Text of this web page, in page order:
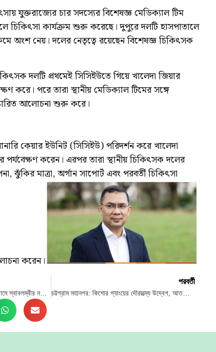
যুক্তরাজ্যের চার সদস্যের বিশেষজ্ঞ মেডিক্যাল টিম
চিকিৎসা কার্যক্রম শুরু করেছে। দুপুরে দলটি হাসপাতালে
অংশ নেয়। দলের নেতৃত্বে রয়েছেন বিশেষজ্ঞ চিকিৎসক
দলটি প্রথমেই সিসিইউতে গিয়ে খালেদা জিয়ার
করে। পরে তারা স্থানীয় মেডিক্যাল টিমের সঙ্গে
আলোচনা শুরু করে।
কেয়ার ইউনিট (সিসিইউ) পরিদর্শন করে খালেদা
পর্যবেক্ষণ করেন। এরপর তারা স্থানীয় চিকিৎসক দলের
ঝুঁকির মাত্রা, অর্গান সাপোর্ট এবং পরবর্তী চিকিৎসা
করেন।
ফেসবুক প্রফেশনাল মোড: শহর থেকে গ্রামে স্বাবলম্বীর নতুন দিশা!
পরবর্তী
চট্টগ্রাম মহানগর: কিশোর গ্যাংয়ের দৌরাত্ম্যে উদ্বেগ, আতঙ্কে নগরবাসী